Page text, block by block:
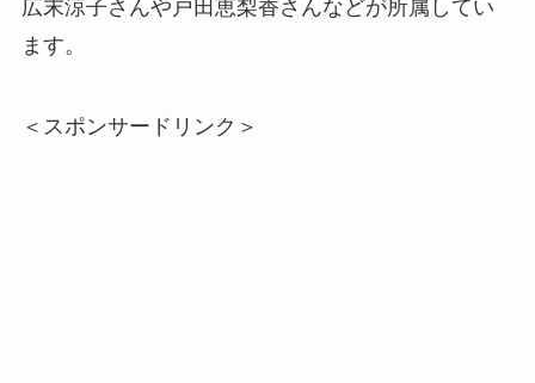
広末涼子さんや戸田恵梨香さんなどが所属してい
ます。
＜スポンサードリンク＞